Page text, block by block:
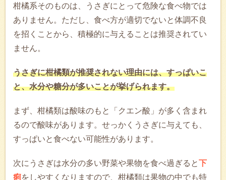
柑橘系そのものは、うさぎにとって危険な食べ物では
ありません。ただし、食べ方が適切でないと体調不良
を招くことから、積極的に与えることは推奨されてい
ません。
うさぎに柑橘類が推奨されない理由には、すっぱいこ
と、水分や糖分が多いことが挙げられます。
まず、柑橘類は酸味のもと「クエン酸」が多く含まれ
るので酸味があります。せっかくうさぎに与えても、
すっぱいと食べない可能性があります。
次にうさぎは水分の多い野菜や果物を食べ過ぎると下
痢をしやすくなりますので、柑橘類は果物の中でも特